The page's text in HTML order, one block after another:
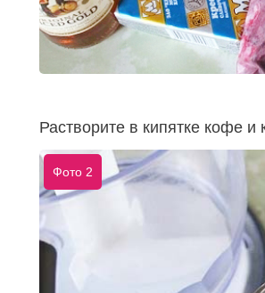
Растворите в кипятке кофе
Фото 2